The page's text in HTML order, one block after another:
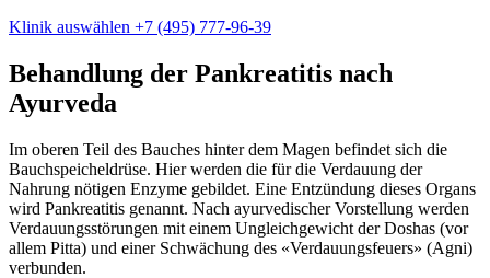
Klinik auswählen +7 (495) 777-96-39
Behandlung der Pankreatitis nach
Ayurveda
Im oberen Teil des Bauches hinter dem Magen befindet sich die
Bauchspeicheldrüse. Hier werden die für die Verdauung der
Nahrung nötigen Enzyme gebildet. Eine Entzündung dieses Organs
wird Pankreatitis genannt. Nach ayurvedischer Vorstellung werden
Verdauungsstörungen mit einem Ungleichgewicht der Doshas (vor
allem Pitta) und einer Schwächung des «Verdauungsfeuers» (Agni)
verbunden.